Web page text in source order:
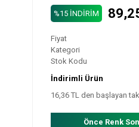
%15 İNDİRİM
Fiyat
Kategori
Stok Kodu
İndirimli Ürün
16,36 TL den başlayan
Önce Renk